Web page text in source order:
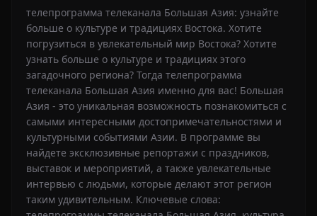
телепрограмма телеканала Большая Азия: узнайте
больше о культуре и традициях Востока. Хотите
погрузиться в увлекательный мир Востока? Хотите
узнать больше о культуре и традициях этого
загадочного региона? Тогда телепрограмма
телеканала Большая Азия именно для вас! Большая
Азия - это уникальная возможность познакомиться с
самыми интересными достопримечательностями и
культурными событиями Азии. В программе вы
найдете эксклюзивные репортажи с праздников,
выставок и мероприятий, а также увлекательные
интервью с людьми, которые делают этот регион
таким удивительным. Ключевые слова: